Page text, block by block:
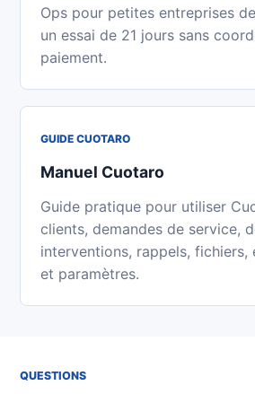
Ops pour petites entreprises
un essai de 21 jours sans
paiement.
GUIDE CUOTARO
Manuel Cuotaro
Guide pratique pour utiliser
clients, demandes de service,
interventions, rappels, fichiers,
et paramètres.
QUESTIONS